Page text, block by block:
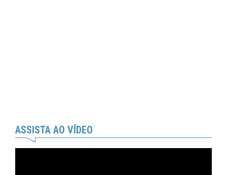
ASSISTA AO VÍDEO